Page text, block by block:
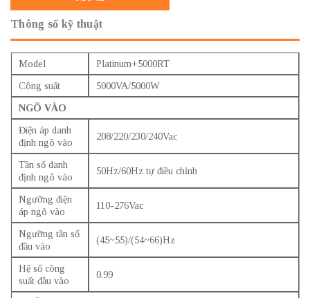
Thông số kỹ thuật
Model
Platinum+5000RT
Công suất
5000VA/5000W
NGÕ VÀO
Điện áp danh
định ngõ vào
208/220/230/240Vac
Tần số danh
định ngõ vào
50Hz/60Hz tự điều chỉnh
Ngưỡng điện
áp ngõ vào
110-276Vac
Ngưỡng tần số
đầu vào
(45~55)/(54~66)Hz
Hệ số công
suất đầu vào
0.99